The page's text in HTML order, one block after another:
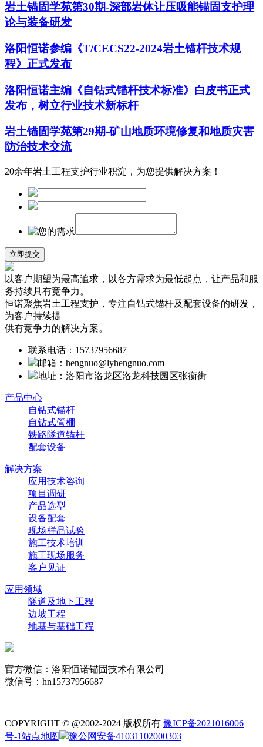
岩土锚固学苑第30期-深部岩体让压吸能锚固支护理
论与装备研发
洛阳恒诺参编《T/CECS22-2024岩土锚杆技术规
程》正式发布
洛阳恒诺主编《自钻式锚杆技术标准》白皮书正式
发布，树立行业技术新标杆
岩土锚固学苑第29期-矿山地质环境修复和地质灾害
防治技术交流
20余年岩土工程支护行业积淀，为您提供解决方案！
以客户期望为最高追求，以各方需求为最低起点，让产品和服
务持续具有竞争力。
恒诺聚焦岩土工程支护，专注自钻式锚杆及配套设备的研发，
为客户持续提
供有竞争力的解决方案。
联系电话：15737956687
邮箱：hengnuo@lyhengnuo.com
地址：洛阳市洛龙区洛龙科技园区张衡街
产品中心
自钻式锚杆
自钻式管棚
铁路隧道锚杆
配套设备
解决方案
应用技术咨询
项目调研
产品选型
设备配套
现场样品试验
施工技术培训
施工现场服务
客户见证
应用领域
隧道及地下工程
边坡工程
地基与基础工程
官方微信：洛阳恒诺锚固技术有限公司
微信号：hn15737956687
COPYRIGHT © @2002-2024 版权所有 豫ICP备2021016006
号-1站点地图 豫公网安备41031102000303